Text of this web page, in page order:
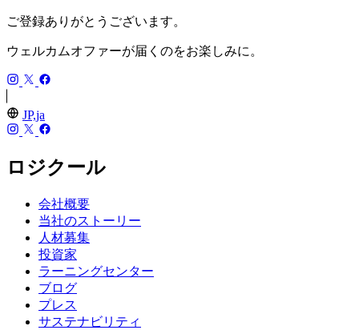
ご登録ありがとうございます。
ウェルカムオファーが届くのをお楽しみに。
JP,ja
ロジクール
会社概要
当社のストーリー
人材募集
投資家
ラーニングセンター
ブログ
プレス
サステナビリティ